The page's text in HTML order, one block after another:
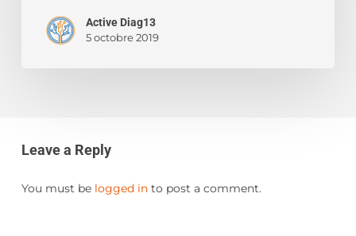
Active Diag13
5 octobre 2019
Leave a Reply
You must be logged into post a comment.